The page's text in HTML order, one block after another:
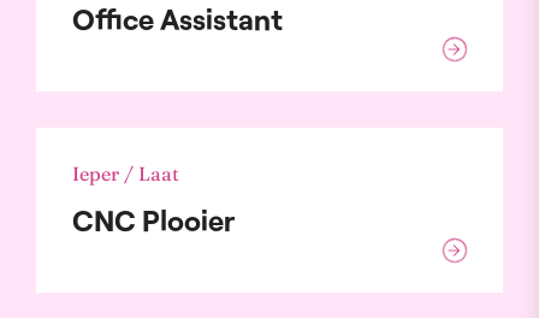
Office Assistant
Ieper / Laat
CNC Plooier